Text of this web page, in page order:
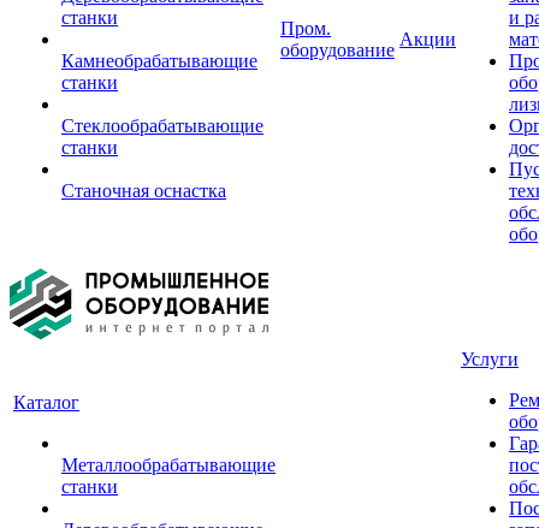
станки
Камнеобрабатывающие
станки
Стеклообрабатывающие
станки
Станочная оснастка
Пром.
оборудование
Акции
и
Каталог
Металлообрабатывающие
станки
Услуги